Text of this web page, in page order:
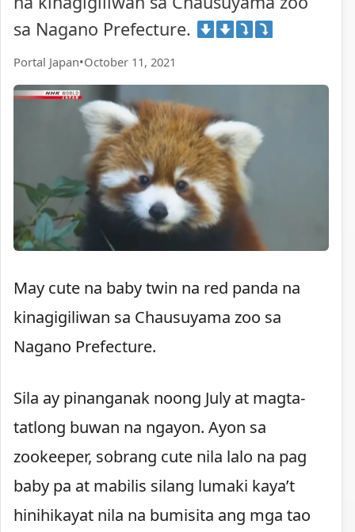
sa Nagano Prefecture.
Portal Japan•October 11, 2021
May cute na baby twin na red panda na
kinagigiliwan sa Chausuyama zoo sa
Nagano Prefecture.
Sila ay pinanganak noong July at magta-
tatlong buwan na ngayon. Ayon sa
zookeeper, sobrang cute nila lalo na pag
baby pa at mabilis silang lumaki kaya’t
hinihikayat nila na bumisita ang mga tao